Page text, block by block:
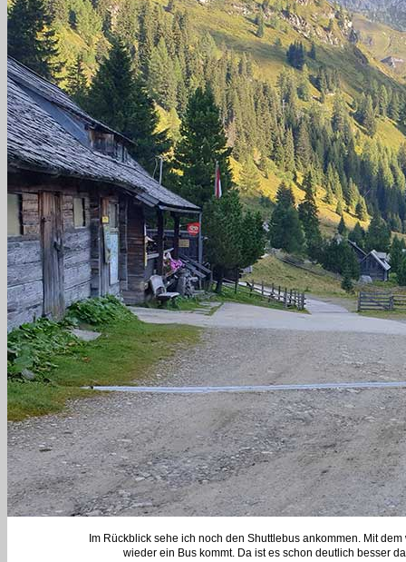
Im Rückblick sehe ich noch den Shuttlebus ankommen. Mit
wieder ein Bus kommt. Da ist es schon deutlich besser